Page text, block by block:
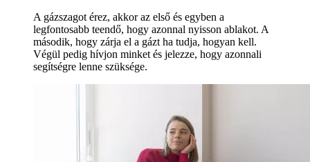
A gázszagot érez, akkor az első és egyben a
legfontosabb teendő, hogy azonnal nyisson ablakot. A
második, hogy zárja el a gázt ha tudja, hogyan kell.
Végül pedig hívjon minket és jelezze, hogy azonnali
segítségre lenne szüksége.